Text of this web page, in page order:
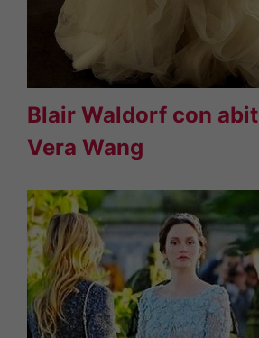
Blair Waldorf con
Vera Wang